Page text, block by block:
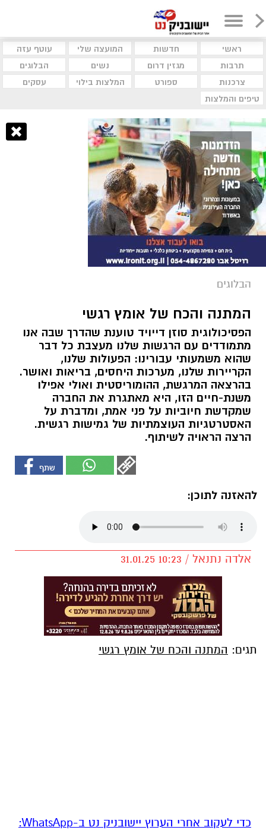
ראשי חדשות המועצה שלי
עוטף עזה
תרבות
מגזין דרום נשים
הבלוגים
צרכנות
ספורט המלצות בילוי
עסקים
טיפים והמלצות
הבלוגים
המתנה והכח של אומץ רגשי
הפסיכולוגית סוזן דייויד טוענת שהדרך שבה אנו
מתמודדים עם הרגשות שלנו מעצבת כל דבר
שהוא משמעותי עבורינו: הפעולות שלנו,
הקריירות שלנו, מערכות היחסים, בריאות ואושר.
בהרצאה המרגשת, ההומוריסטית ואולי אפילו
משנת-חיים הזו, היא מאתגרת את החברה
שמקדשת חיוביות על פני אמת, ומדברת על
האסטרטגיות העוצמתיות של גמישות רגשית.
הרצה הראויה לשיתוף.
להאזנה לתוכן:
אלדה נתנאל / 10:23 31.01.25
תגים: המתנה והכח של אומץ רגשי
‏כדי לעקוב אחרי הערוץ יישובניק נט ב-WhatsApp:‏‏‏